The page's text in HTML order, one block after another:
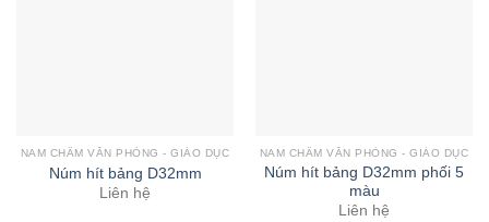
NAM CHÂM VĂN PHÒNG - GIÁO DỤC
Núm hít bảng D32mm
Liên hệ
NAM CHÂM VĂN PHÒNG - GIÁO DỤC
Núm hít bảng D32mm phối 5
màu
Liên hệ